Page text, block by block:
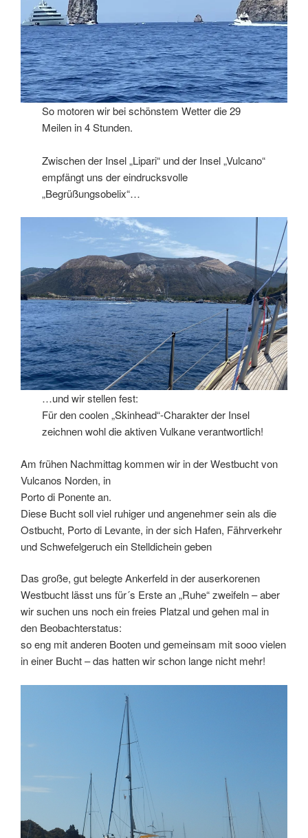
So motoren wir bei schönstem Wetter die 29
Meilen in 4 Stunden.
Zwischen der Insel „Lipari“ und der Insel „Vulcano“
empfängt uns der eindrucksvolle
„Begrüßungsobelix“…
…und wir stellen fest:
Für den coolen „Skinhead“-Charakter der Insel
zeichnen wohl die aktiven Vulkane verantwortlich!
Am frühen Nachmittag kommen wir in der Westbucht von
Vulcanos Norden, in
Porto di Ponente an.
Diese Bucht soll viel ruhiger und angenehmer sein als die
Ostbucht, Porto di Levante, in der sich Hafen, Fährverkehr
und Schwefelgeruch ein Stelldichein geben
Das große, gut belegte Ankerfeld in der auserkorenen
Westbucht lässt uns für´s Erste an „Ruhe“ zweifeln – aber
wir suchen uns noch ein freies Platzal und gehen mal in
den Beobachterstatus:
so eng mit anderen Booten und gemeinsam mit sooo vielen
in einer Bucht – das hatten wir schon lange nicht mehr!